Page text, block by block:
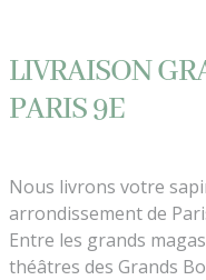
LIVRAISON
PARIS 9E
Nous livrons votre
arrondissement de
Entre les grands
théâtres des Grands